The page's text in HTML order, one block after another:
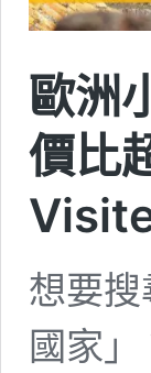
歐洲
價比
想要
國家